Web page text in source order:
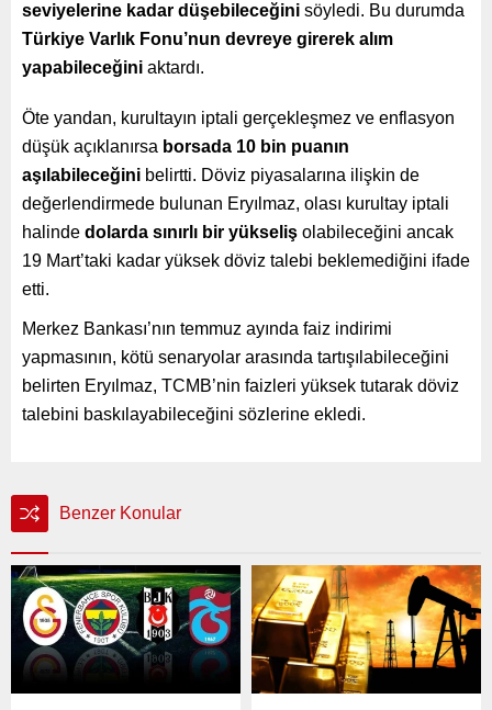
seviyelerine kadar düşebileceğini söyledi. Bu durumda
Türkiye Varlık Fonu’nun devreye girerek alım
yapabileceğini aktardı.
Öte yandan, kurultayın iptali gerçekleşmez ve enflasyon
düşük açıklanırsa borsada 10 bin puanın
aşılabileceğini belirtti. Döviz piyasalarına ilişkin de
değerlendirmede bulunan Eryılmaz, olası kurultay iptali
halinde dolarda sınırlı bir yükseliş olabileceğini ancak
19 Mart’taki kadar yüksek döviz talebi beklemediğini ifade
etti.
Merkez Bankası’nın temmuz ayında faiz indirimi
yapmasının, kötü senaryolar arasında tartışılabileceğini
belirten Eryılmaz, TCMB’nin faizleri yüksek tutarak döviz
talebini baskılayabileceğini sözlerine ekledi.
Benzer Konular